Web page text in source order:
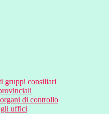
gruppi consiliari
di controllo
uffici